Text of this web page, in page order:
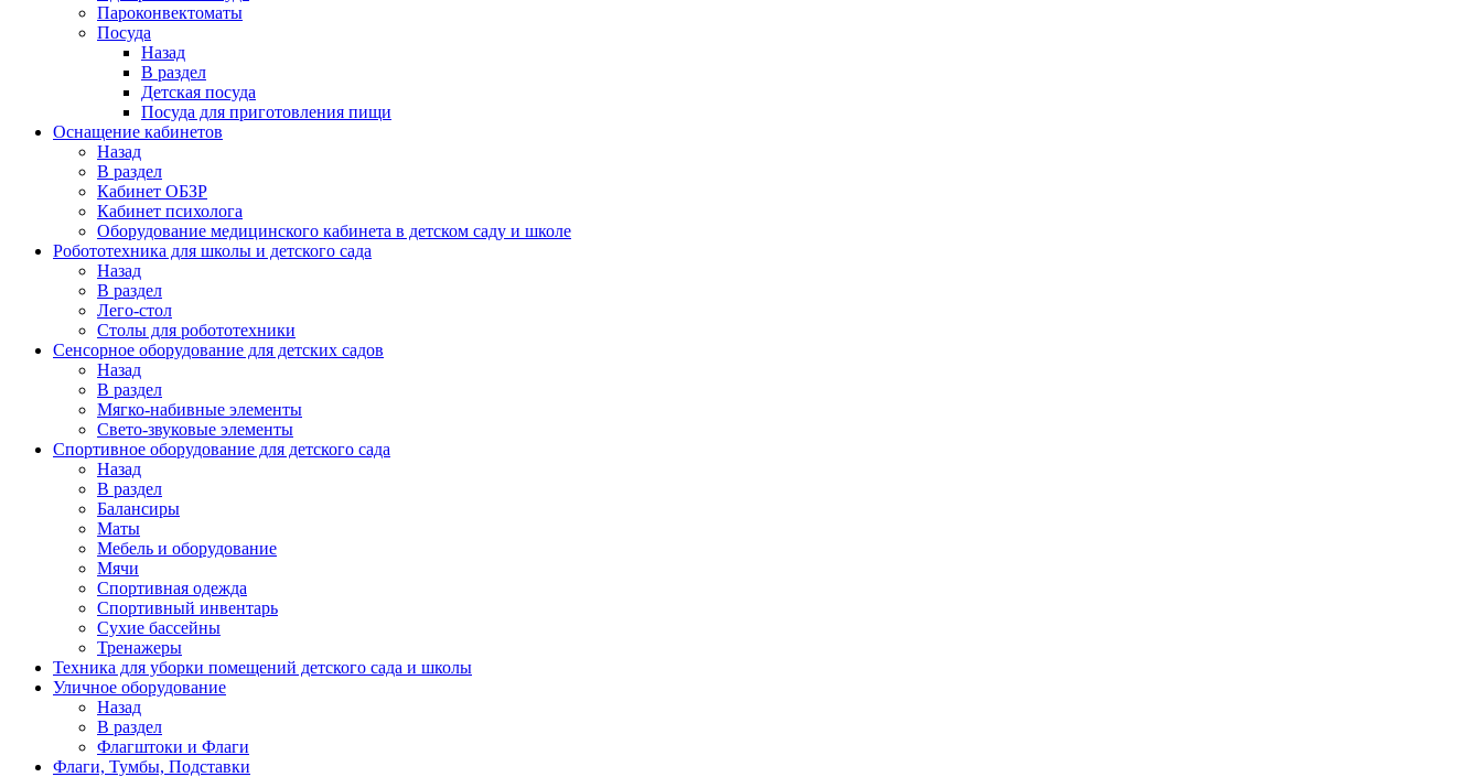
Пароконвектоматы
Посуда
Назад
В раздел
Детская посуда
Посуда для приготовления пищи
Оснащение кабинетов
Назад
В раздел
Кабинет ОБЗР
Кабинет психолога
Оборудование медицинского кабинета в детском саду и школе
Робототехника для школы и детского сада
Назад
В раздел
Лего-стол
Столы для робототехники
Сенсорное оборудование для детских садов
Назад
В раздел
Мягко-набивные элементы
Свето-звуковые элементы
Спортивное оборудование для детского сада
Назад
В раздел
Балансиры
Маты
Мебель и оборудование
Мячи
Спортивная одежда
Спортивный инвентарь
Сухие бассейны
Тренажеры
Техника для уборки помещений детского сада и школы
Уличное оборудование
Назад
В раздел
Флагштоки и Флаги
Флаги, Тумбы, Подставки